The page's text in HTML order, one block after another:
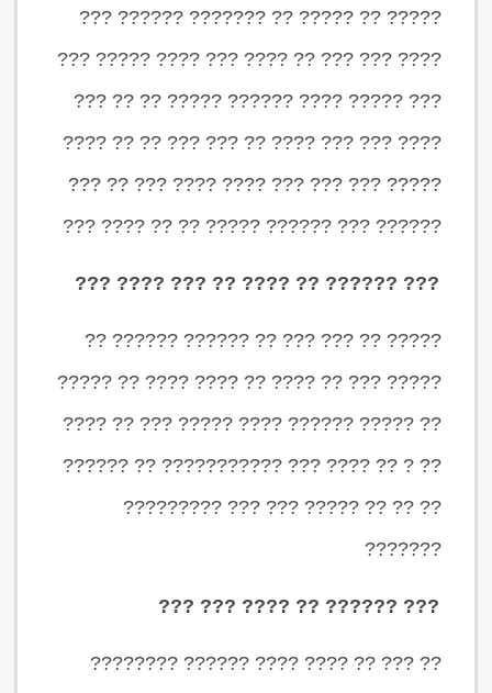
????? ?? ????? ?? ??????? ?????? ???
???? ??? ??? ?? ???? ??? ???? ????? ???
??? ????? ???? ?????? ????? ?? ?? ???
???? ??? ??? ???? ?? ??? ??? ?? ?? ????
????? ??? ??? ??? ???? ???? ??? ?? ???
?????? ??? ?????? ????? ?? ?? ???? ???
??? ?????? ?? ???? ?? ??? ???? ???
????? ?? ??? ??? ?? ?????? ?????? ??
????? ??? ?? ???? ?? ???? ???? ?? ?????
?? ????? ?????? ???? ????? ??? ?? ????
?? ? ?? ???? ??? ??????????? ?? ??????
?? ?? ?? ????? ??? ??? ?????????
???????
??? ?????? ?? ???? ??? ???
?? ??? ?? ???? ???? ?????? ????????